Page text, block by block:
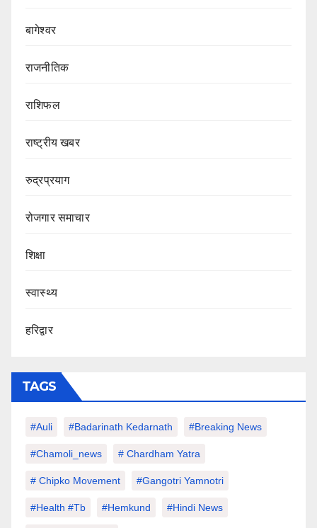
बागेश्वर
राजनीतिक
राशिफल
राष्ट्रीय खबर
रुद्रप्रयाग
रोजगार समाचार
शिक्षा
स्वास्थ्य
हरिद्वार
TAGS
#auli #Badarinath Kedarnath #Breaking News
#chamoli_news # Chardham Yatra
# Chipko Movement #Gangotri Yamnotri
#Health #tb #hemkund #hindi News